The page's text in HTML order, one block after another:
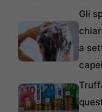
Gli
a